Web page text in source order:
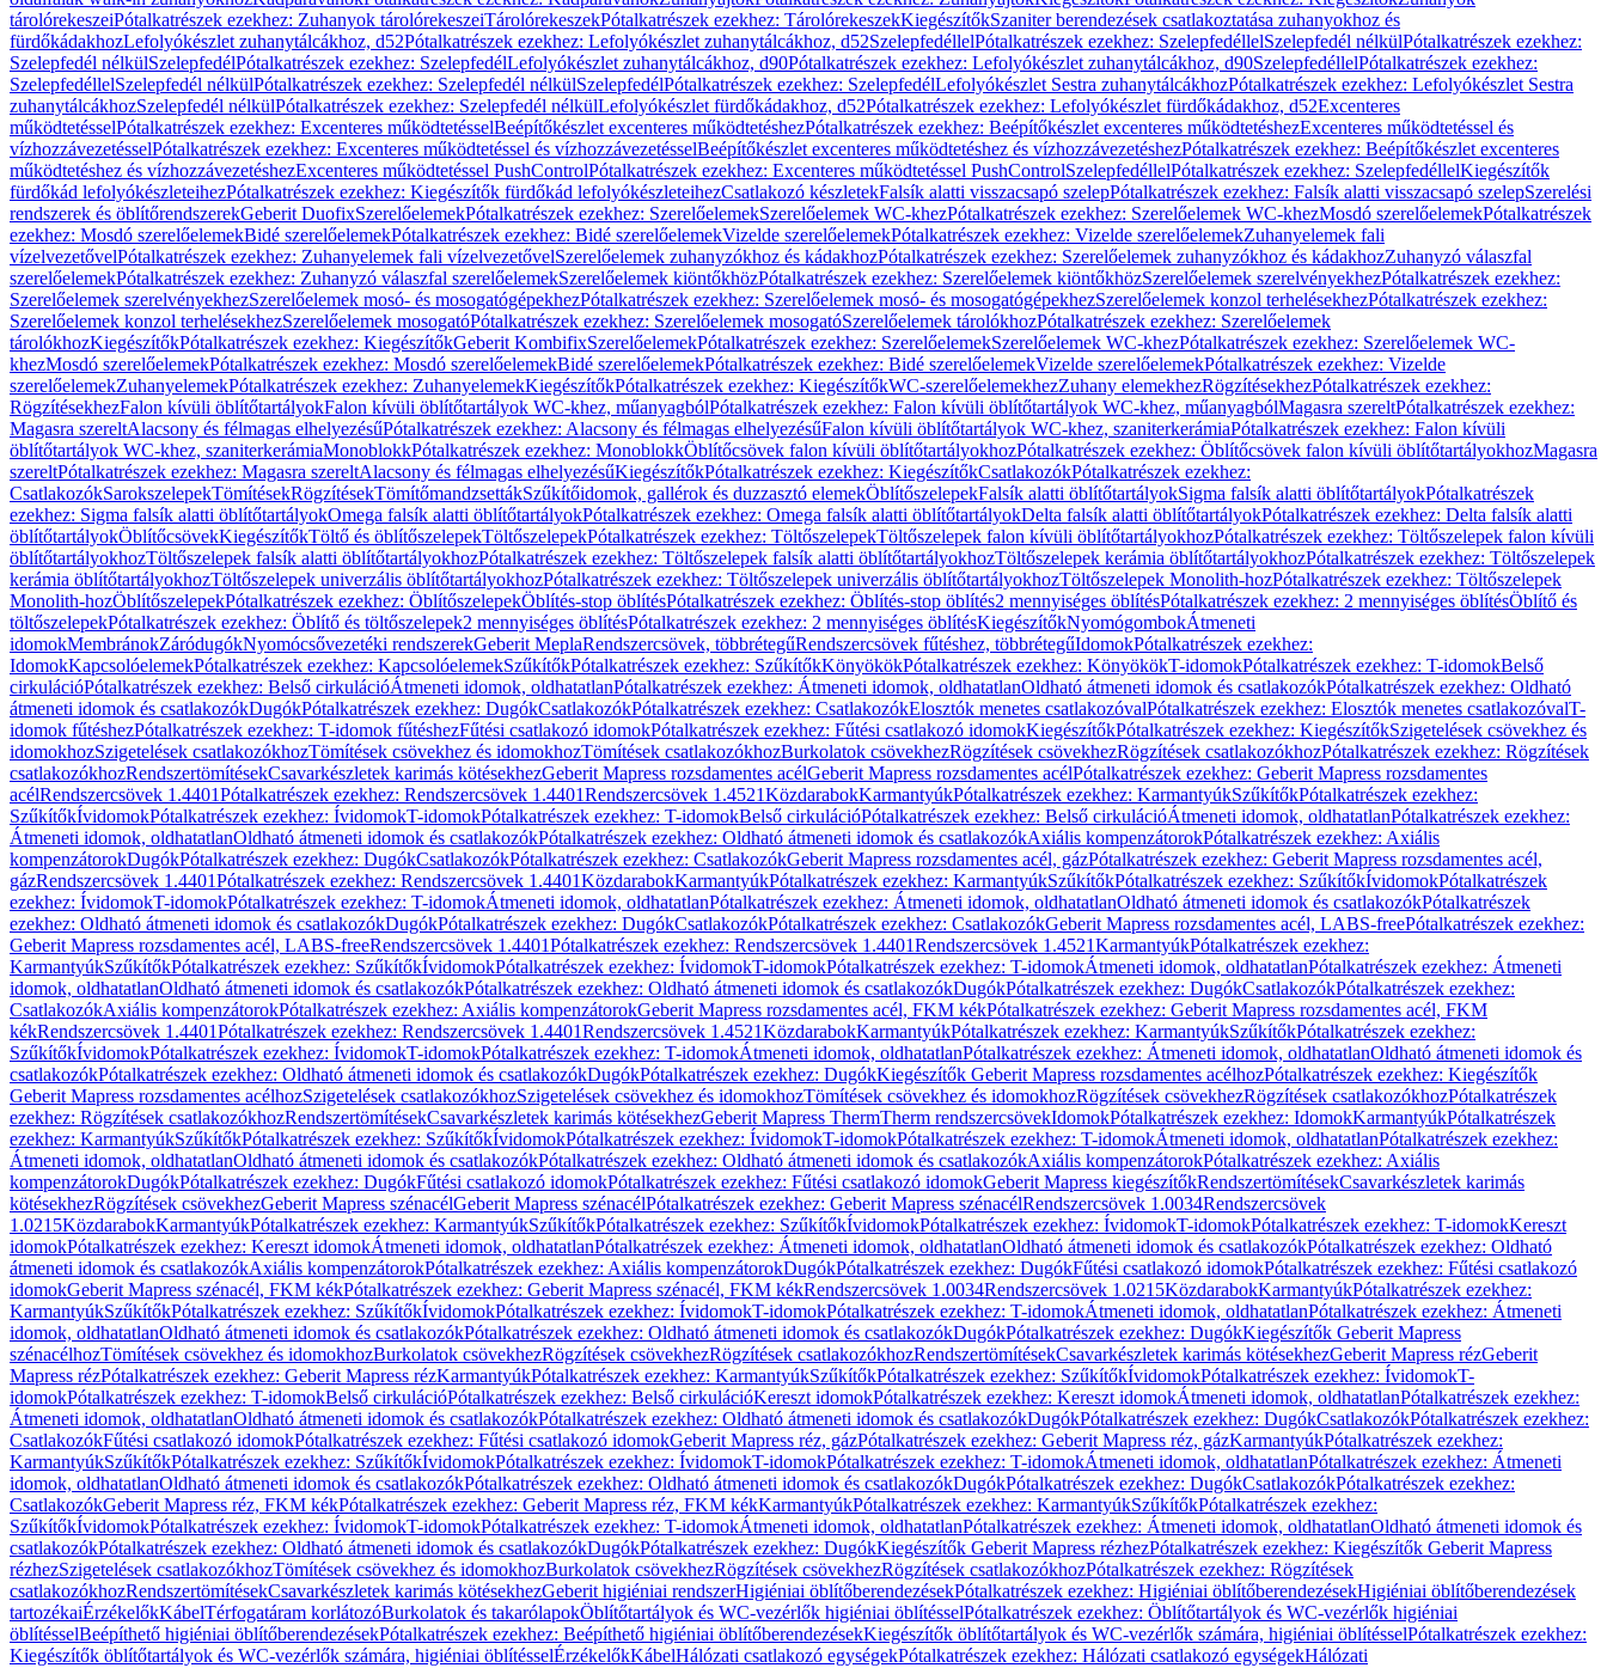
tárolórekeszeiPótalkatrészek ezekhez: Zuhanyok tárolórekeszeiTárolórekeszekPótalkatrészek ezekhez: TárolórekeszekKiegészítőkSzaniter berendezések csatlakoztatása zuhanyokhoz és
fürdőkádakhozLefolyókészlet zuhanytálcákhoz, d52Pótalkatrészek ezekhez: Lefolyókészlet zuhanytálcákhoz, d52SzelepfedéllelPótalkatrészek ezekhez: SzelepfedéllelSzelepfedél nélkülPótalkatrészek ezekhez:
Szelepfedél nélkülSzelepfedélPótalkatrészek ezekhez: SzelepfedélLefolyókészlet zuhanytálcákhoz, d90Pótalkatrészek ezekhez: Lefolyókészlet zuhanytálcákhoz, d90SzelepfedéllelPótalkatrészek ezekhez:
SzelepfedéllelSzelepfedél nélkülPótalkatrészek ezekhez: Szelepfedél nélkülSzelepfedélPótalkatrészek ezekhez: SzelepfedélLefolyókészlet Sestra zuhanytálcákhozPótalkatrészek ezekhez: Lefolyókészlet Sestra
zuhanytálcákhozSzelepfedél nélkülPótalkatrészek ezekhez: Szelepfedél nélkülLefolyókészlet fürdőkádakhoz, d52Pótalkatrészek ezekhez: Lefolyókészlet fürdőkádakhoz, d52Excenteres
működtetésselPótalkatrészek ezekhez: Excenteres működtetésselBeépítőkészlet excenteres működtetéshezPótalkatrészek ezekhez: Beépítőkészlet excenteres működtetéshezExcenteres működtetéssel és
vízhozzávezetésselPótalkatrészek ezekhez: Excenteres működtetéssel és vízhozzávezetésselBeépítőkészlet excenteres működtetéshez és vízhozzávezetéshezPótalkatrészek ezekhez: Beépítőkészlet excenteres
működtetéshez és vízhozzávezetéshezExcenteres működtetéssel PushControlPótalkatrészek ezekhez: Excenteres működtetéssel PushControlSzelepfedéllelPótalkatrészek ezekhez: SzelepfedéllelKiegészítők
fürdőkád lefolyókészleteihezPótalkatrészek ezekhez: Kiegészítők fürdőkád lefolyókészleteihezCsatlakozó készletekFalsík alatti visszacsapó szelepPótalkatrészek ezekhez: Falsík alatti visszacsapó szelepSzerelési
rendszerek és öblítőrendszerekGeberit DuofixSzerelőelemekPótalkatrészek ezekhez: SzerelőelemekSzerelőelemek WC-khezPótalkatrészek ezekhez: Szerelőelemek WC-khezMosdó szerelőelemekPótalkatrészek
ezekhez: Mosdó szerelőelemekBidé szerelőelemekPótalkatrészek ezekhez: Bidé szerelőelemekVizelde szerelőelemekPótalkatrészek ezekhez: Vizelde szerelőelemekZuhanyelemek fali
vízelvezetővelPótalkatrészek ezekhez: Zuhanyelemek fali vízelvezetővelSzerelőelemek zuhanyzókhoz és kádakhozPótalkatrészek ezekhez: Szerelőelemek zuhanyzókhoz és kádakhozZuhanyzó válaszfal
szerelőelemekPótalkatrészek ezekhez: Zuhanyzó válaszfal szerelőelemekSzerelőelemek kiöntőkhözPótalkatrészek ezekhez: Szerelőelemek kiöntőkhözSzerelőelemek szerelvényekhezPótalkatrészek ezekhez:
Szerelőelemek szerelvényekhezSzerelőelemek mosó- és mosogatógépekhezPótalkatrészek ezekhez: Szerelőelemek mosó- és mosogatógépekhezSzerelőelemek konzol terhelésekhezPótalkatrészek ezekhez:
Szerelőelemek konzol terhelésekhezSzerelőelemek mosogatóPótalkatrészek ezekhez: Szerelőelemek mosogatóSzerelőelemek tárolókhozPótalkatrészek ezekhez: Szerelőelemek
tárolókhozKiegészítőkPótalkatrészek ezekhez: KiegészítőkGeberit KombifixSzerelőelemekPótalkatrészek ezekhez: SzerelőelemekSzerelőelemek WC-khezPótalkatrészek ezekhez: Szerelőelemek WC-
khezMosdó szerelőelemekPótalkatrészek ezekhez: Mosdó szerelőelemekBidé szerelőelemekPótalkatrészek ezekhez: Bidé szerelőelemekVizelde szerelőelemekPótalkatrészek ezekhez: Vizelde
szerelőelemekZuhanyelemekPótalkatrészek ezekhez: ZuhanyelemekKiegészítőkPótalkatrészek ezekhez: KiegészítőkWC-szerelőelemekhezZuhany elemekhezRögzítésekhezPótalkatrészek ezekhez:
RögzítésekhezFalon kívüli öblítőtartályokFalon kívüli öblítőtartályok WC-khez, műanyagbólPótalkatrészek ezekhez: Falon kívüli öblítőtartályok WC-khez, műanyagbólMagasra szereltPótalkatrészek ezekhez:
Magasra szereltAlacsony és félmagas elhelyezésűPótalkatrészek ezekhez: Alacsony és félmagas elhelyezésűFalon kívüli öblítőtartályok WC-khez, szaniterkerámiaPótalkatrészek ezekhez: Falon kívüli
öblítőtartályok WC-khez, szaniterkerámiaMonoblokkPótalkatrészek ezekhez: MonoblokkÖblítőcsövek falon kívüli öblítőtartályokhozPótalkatrészek ezekhez: Öblítőcsövek falon kívüli öblítőtartályokhozMagasra
szereltPótalkatrészek ezekhez: Magasra szereltAlacsony és félmagas elhelyezésűKiegészítőkPótalkatrészek ezekhez: KiegészítőkCsatlakozókPótalkatrészek ezekhez:
CsatlakozókSarokszelepekTömítésekRögzítésekTömítőmandzsettákSzűkítőidomok, gallérok és duzzasztó elemekÖblítőszelepekFalsík alatti öblítőtartályokSigma falsík alatti öblítőtartályokPótalkatrészek
ezekhez: Sigma falsík alatti öblítőtartályokOmega falsík alatti öblítőtartályokPótalkatrészek ezekhez: Omega falsík alatti öblítőtartályokDelta falsík alatti öblítőtartályokPótalkatrészek ezekhez: Delta falsík alatti
öblítőtartályokÖblítőcsövekKiegészítőkTöltő és öblítőszelepekTöltőszelepekPótalkatrészek ezekhez: TöltőszelepekTöltőszelepek falon kívüli öblítőtartályokhozPótalkatrészek ezekhez: Töltőszelepek falon kívüli
öblítőtartályokhozTöltőszelepek falsík alatti öblítőtartályokhozPótalkatrészek ezekhez: Töltőszelepek falsík alatti öblítőtartályokhozTöltőszelepek kerámia öblítőtartályokhozPótalkatrészek ezekhez: Töltőszelepek
kerámia öblítőtartályokhozTöltőszelepek univerzális öblítőtartályokhozPótalkatrészek ezekhez: Töltőszelepek univerzális öblítőtartályokhozTöltőszelepek Monolith-hozPótalkatrészek ezekhez: Töltőszelepek
Monolith-hozÖblítőszelepekPótalkatrészek ezekhez: ÖblítőszelepekÖblítés-stop öblítésPótalkatrészek ezekhez: Öblítés-stop öblítés2 mennyiséges öblítésPótalkatrészek ezekhez: 2 mennyiséges öblítésÖblítő és
töltőszelepekPótalkatrészek ezekhez: Öblítő és töltőszelepek2 mennyiséges öblítésPótalkatrészek ezekhez: 2 mennyiséges öblítésKiegészítőkNyomógombokÁtmeneti
idomokMembránokZáródugókNyomócsővezetéki rendszerekGeberit MeplaRendszercsövek, többrétegűRendszercsövek fűtéshez, többrétegűIdomokPótalkatrészek ezekhez:
IdomokKapcsolóelemekPótalkatrészek ezekhez: KapcsolóelemekSzűkítőkPótalkatrészek ezekhez: SzűkítőkKönyökökPótalkatrészek ezekhez: KönyökökT-idomokPótalkatrészek ezekhez: T-idomokBelső
cirkulációPótalkatrészek ezekhez: Belső cirkulációÁtmeneti idomok, oldhatatlanPótalkatrészek ezekhez: Átmeneti idomok, oldhatatlanOldható átmeneti idomok és csatlakozókPótalkatrészek ezekhez: Oldható
átmeneti idomok és csatlakozókDugókPótalkatrészek ezekhez: DugókCsatlakozókPótalkatrészek ezekhez: CsatlakozókElosztók menetes csatlakozóvalPótalkatrészek ezekhez: Elosztók menetes csatlakozóvalT-
idomok fűtéshezPótalkatrészek ezekhez: T-idomok fűtéshezFűtési csatlakozó idomokPótalkatrészek ezekhez: Fűtési csatlakozó idomokKiegészítőkPótalkatrészek ezekhez: KiegészítőkSzigetelések csövekhez és
idomokhozSzigetelések csatlakozókhozTömítések csövekhez és idomokhozTömítések csatlakozókhozBurkolatok csövekhezRögzítések csövekhezRögzítések csatlakozókhozPótalkatrészek ezekhez: Rögzítések
csatlakozókhozRendszertömítésekCsavarkészletek karimás kötésekhezGeberit Mapress rozsdamentes acélGeberit Mapress rozsdamentes acélPótalkatrészek ezekhez: Geberit Mapress rozsdamentes
acélRendszercsövek 1.4401Pótalkatrészek ezekhez: Rendszercsövek 1.4401Rendszercsövek 1.4521KözdarabokKarmantyúkPótalkatrészek ezekhez: KarmantyúkSzűkítőkPótalkatrészek ezekhez:
SzűkítőkÍvidomokPótalkatrészek ezekhez: ÍvidomokT-idomokPótalkatrészek ezekhez: T-idomokBelső cirkulációPótalkatrészek ezekhez: Belső cirkulációÁtmeneti idomok, oldhatatlanPótalkatrészek ezekhez:
Átmeneti idomok, oldhatatlanOldható átmeneti idomok és csatlakozókPótalkatrészek ezekhez: Oldható átmeneti idomok és csatlakozókAxiális kompenzátorokPótalkatrészek ezekhez: Axiális
kompenzátorokDugókPótalkatrészek ezekhez: DugókCsatlakozókPótalkatrészek ezekhez: CsatlakozókGeberit Mapress rozsdamentes acél, gázPótalkatrészek ezekhez: Geberit Mapress rozsdamentes acél,
gázRendszercsövek 1.4401Pótalkatrészek ezekhez: Rendszercsövek 1.4401KözdarabokKarmantyúkPótalkatrészek ezekhez: KarmantyúkSzűkítőkPótalkatrészek ezekhez: SzűkítőkÍvidomokPótalkatrészek
ezekhez: ÍvidomokT-idomokPótalkatrészek ezekhez: T-idomokÁtmeneti idomok, oldhatatlanPótalkatrészek ezekhez: Átmeneti idomok, oldhatatlanOldható átmeneti idomok és csatlakozókPótalkatrészek
ezekhez: Oldható átmeneti idomok és csatlakozókDugókPótalkatrészek ezekhez: DugókCsatlakozókPótalkatrészek ezekhez: CsatlakozókGeberit Mapress rozsdamentes acél, LABS-freePótalkatrészek ezekhez:
Geberit Mapress rozsdamentes acél, LABS-freeRendszercsövek 1.4401Pótalkatrészek ezekhez: Rendszercsövek 1.4401Rendszercsövek 1.4521KarmantyúkPótalkatrészek ezekhez:
KarmantyúkSzűkítőkPótalkatrészek ezekhez: SzűkítőkÍvidomokPótalkatrészek ezekhez: ÍvidomokT-idomokPótalkatrészek ezekhez: T-idomokÁtmeneti idomok, oldhatatlanPótalkatrészek ezekhez: Átmeneti
idomok, oldhatatlanOldható átmeneti idomok és csatlakozókPótalkatrészek ezekhez: Oldható átmeneti idomok és csatlakozókDugókPótalkatrészek ezekhez: DugókCsatlakozókPótalkatrészek ezekhez:
CsatlakozókAxiális kompenzátorokPótalkatrészek ezekhez: Axiális kompenzátorokGeberit Mapress rozsdamentes acél, FKM kékPótalkatrészek ezekhez: Geberit Mapress rozsdamentes acél, FKM
kékRendszercsövek 1.4401Pótalkatrészek ezekhez: Rendszercsövek 1.4401Rendszercsövek 1.4521KözdarabokKarmantyúkPótalkatrészek ezekhez: KarmantyúkSzűkítőkPótalkatrészek ezekhez:
SzűkítőkÍvidomokPótalkatrészek ezekhez: ÍvidomokT-idomokPótalkatrészek ezekhez: T-idomokÁtmeneti idomok, oldhatatlanPótalkatrészek ezekhez: Átmeneti idomok, oldhatatlanOldható átmeneti idomok és
csatlakozókPótalkatrészek ezekhez: Oldható átmeneti idomok és csatlakozókDugókPótalkatrészek ezekhez: DugókKiegészítők Geberit Mapress rozsdamentes acélhozPótalkatrészek ezekhez: Kiegészítők
Geberit Mapress rozsdamentes acélhozSzigetelések csatlakozókhozSzigetelések csövekhez és idomokhozTömítések csövekhez és idomokhozRögzítések csövekhezRögzítések csatlakozókhozPótalkatrészek
ezekhez: Rögzítések csatlakozókhozRendszertömítésekCsavarkészletek karimás kötésekhezGeberit Mapress ThermTherm rendszercsövekIdomokPótalkatrészek ezekhez: IdomokKarmantyúkPótalkatrészek
ezekhez: KarmantyúkSzűkítőkPótalkatrészek ezekhez: SzűkítőkÍvidomokPótalkatrészek ezekhez: ÍvidomokT-idomokPótalkatrészek ezekhez: T-idomokÁtmeneti idomok, oldhatatlanPótalkatrészek ezekhez:
Átmeneti idomok, oldhatatlanOldható átmeneti idomok és csatlakozókPótalkatrészek ezekhez: Oldható átmeneti idomok és csatlakozókAxiális kompenzátorokPótalkatrészek ezekhez: Axiális
kompenzátorokDugókPótalkatrészek ezekhez: DugókFűtési csatlakozó idomokPótalkatrészek ezekhez: Fűtési csatlakozó idomokGeberit Mapress kiegészítőkRendszertömítésekCsavarkészletek karimás
kötésekhezRögzítések csövekhezGeberit Mapress szénacélGeberit Mapress szénacélPótalkatrészek ezekhez: Geberit Mapress szénacélRendszercsövek 1.0034Rendszercsövek
1.0215KözdarabokKarmantyúkPótalkatrészek ezekhez: KarmantyúkSzűkítőkPótalkatrészek ezekhez: SzűkítőkÍvidomokPótalkatrészek ezekhez: ÍvidomokT-idomokPótalkatrészek ezekhez: T-idomokKereszt
idomokPótalkatrészek ezekhez: Kereszt idomokÁtmeneti idomok, oldhatatlanPótalkatrészek ezekhez: Átmeneti idomok, oldhatatlanOldható átmeneti idomok és csatlakozókPótalkatrészek ezekhez: Oldható
átmeneti idomok és csatlakozókAxiális kompenzátorokPótalkatrészek ezekhez: Axiális kompenzátorokDugókPótalkatrészek ezekhez: DugókFűtési csatlakozó idomokPótalkatrészek ezekhez: Fűtési csatlakozó
idomokGeberit Mapress szénacél, FKM kékPótalkatrészek ezekhez: Geberit Mapress szénacél, FKM kékRendszercsövek 1.0034Rendszercsövek 1.0215KözdarabokKarmantyúkPótalkatrészek ezekhez:
KarmantyúkSzűkítőkPótalkatrészek ezekhez: SzűkítőkÍvidomokPótalkatrészek ezekhez: ÍvidomokT-idomokPótalkatrészek ezekhez: T-idomokÁtmeneti idomok, oldhatatlanPótalkatrészek ezekhez: Átmeneti
idomok, oldhatatlanOldható átmeneti idomok és csatlakozókPótalkatrészek ezekhez: Oldható átmeneti idomok és csatlakozókDugókPótalkatrészek ezekhez: DugókKiegészítők Geberit Mapress
szénacélhozTömítések csövekhez és idomokhozBurkolatok csövekhezRögzítések csövekhezRögzítések csatlakozókhozRendszertömítésekCsavarkészletek karimás kötésekhezGeberit Mapress rézGeberit
Mapress rézPótalkatrészek ezekhez: Geberit Mapress rézKarmantyúkPótalkatrészek ezekhez: KarmantyúkSzűkítőkPótalkatrészek ezekhez: SzűkítőkÍvidomokPótalkatrészek ezekhez: ÍvidomokT-
idomokPótalkatrészek ezekhez: T-idomokBelső cirkulációPótalkatrészek ezekhez: Belső cirkulációKereszt idomokPótalkatrészek ezekhez: Kereszt idomokÁtmeneti idomok, oldhatatlanPótalkatrészek ezekhez:
Átmeneti idomok, oldhatatlanOldható átmeneti idomok és csatlakozókPótalkatrészek ezekhez: Oldható átmeneti idomok és csatlakozókDugókPótalkatrészek ezekhez: DugókCsatlakozókPótalkatrészek ezekhez:
CsatlakozókFűtési csatlakozó idomokPótalkatrészek ezekhez: Fűtési csatlakozó idomokGeberit Mapress réz, gázPótalkatrészek ezekhez: Geberit Mapress réz, gázKarmantyúkPótalkatrészek ezekhez:
KarmantyúkSzűkítőkPótalkatrészek ezekhez: SzűkítőkÍvidomokPótalkatrészek ezekhez: ÍvidomokT-idomokPótalkatrészek ezekhez: T-idomokÁtmeneti idomok, oldhatatlanPótalkatrészek ezekhez: Átmeneti
idomok, oldhatatlanOldható átmeneti idomok és csatlakozókPótalkatrészek ezekhez: Oldható átmeneti idomok és csatlakozókDugókPótalkatrészek ezekhez: DugókCsatlakozókPótalkatrészek ezekhez:
CsatlakozókGeberit Mapress réz, FKM kékPótalkatrészek ezekhez: Geberit Mapress réz, FKM kékKarmantyúkPótalkatrészek ezekhez: KarmantyúkSzűkítőkPótalkatrészek ezekhez:
SzűkítőkÍvidomokPótalkatrészek ezekhez: ÍvidomokT-idomokPótalkatrészek ezekhez: T-idomokÁtmeneti idomok, oldhatatlanPótalkatrészek ezekhez: Átmeneti idomok, oldhatatlanOldható átmeneti idomok és
csatlakozókPótalkatrészek ezekhez: Oldható átmeneti idomok és csatlakozókDugókPótalkatrészek ezekhez: DugókKiegészítők Geberit Mapress rézhezPótalkatrészek ezekhez: Kiegészítők Geberit Mapress
rézhezSzigetelések csatlakozókhozTömítések csövekhez és idomokhozBurkolatok csövekhezRögzítések csövekhezRögzítések csatlakozókhozPótalkatrészek ezekhez: Rögzítések
csatlakozókhozRendszertömítésekCsavarkészletek karimás kötésekhezGeberit higiéniai rendszerHigiéniai öblítőberendezésekPótalkatrészek ezekhez: Higiéniai öblítőberendezésekHigiéniai öblítőberendezések
tartozékaiÉrzékelőkKábelTérfogatáram korlátozóBurkolatok és takarólapokÖblítőtartályok és WC-vezérlők higiéniai öblítésselPótalkatrészek ezekhez: Öblítőtartályok és WC-vezérlők higiéniai
öblítésselBeépíthető higiéniai öblítőberendezésekPótalkatrészek ezekhez: Beépíthető higiéniai öblítőberendezésekKiegészítők öblítőtartályok és WC-vezérlők számára, higiéniai öblítésselPótalkatrészek ezekhez:
Kiegészítők öblítőtartályok és WC-vezérlők számára, higiéniai öblítésselÉrzékelőkKábelHálózati csatlakozó egységekPótalkatrészek ezekhez: Hálózati csatlakozó egységekHálózati